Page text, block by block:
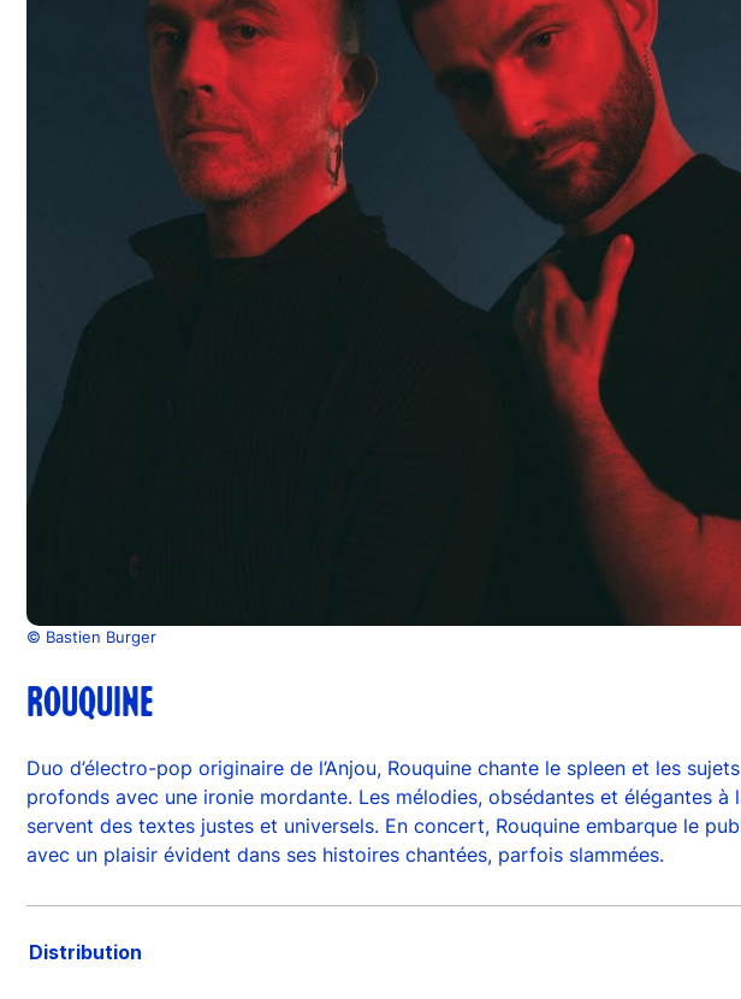
© Bastien Burger
ROUQUINE
Duo d’électro-pop originaire de l’Anjou, Rouquine chante le spleen et les sujets
profonds avec une ironie mordante. Les mélodies, obsédantes et élégantes à
servent des textes justes et universels. En concert, Rouquine embarque le
avec un plaisir évident dans ses histoires chantées, parfois slammées.
Distribution